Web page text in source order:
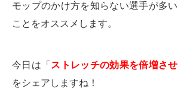
モップのかけ方を知らない選手が多
ことをオススメします。
今日は「 ストレッチの効果を倍増さ
をシェアしますね！